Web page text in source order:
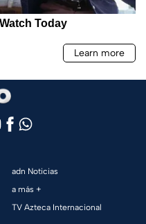
adn Noticias
a más +
TV Azteca Internacional